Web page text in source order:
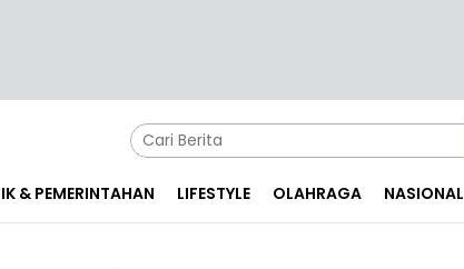
& PEMERINTAHAN LIFESTYLE OLAHRAGA NASIONAL